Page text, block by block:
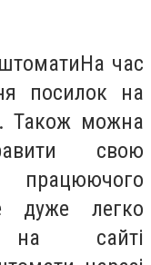
час
посилок на
Також можна
свою
дуже легко
на сайті